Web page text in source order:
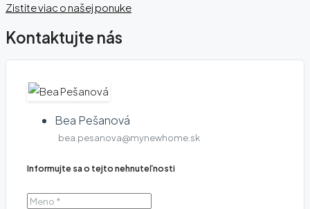
Zistite viac o našej ponuke
Kontaktujte nás
Bea Pešanová
bea.pesanova@mynewhome.sk
Informujte sa o tejto nehnuteľnosti